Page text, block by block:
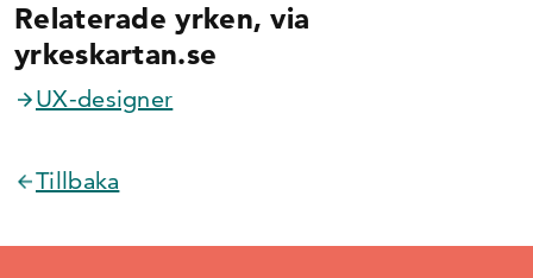
Relaterade yrken, via
yrkeskartan.se
UX-designer
Tillbaka